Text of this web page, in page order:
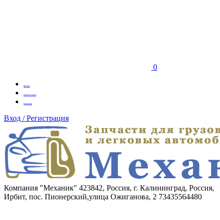
0
Бренды
Оплата заказа
Вакансии
Вход / Регистрация
Компания "Механик" 423842, Россия, г. Калининград, Россия,
Ирбит, пос. Пионерский,улица Ожиганова, 2 73435564480